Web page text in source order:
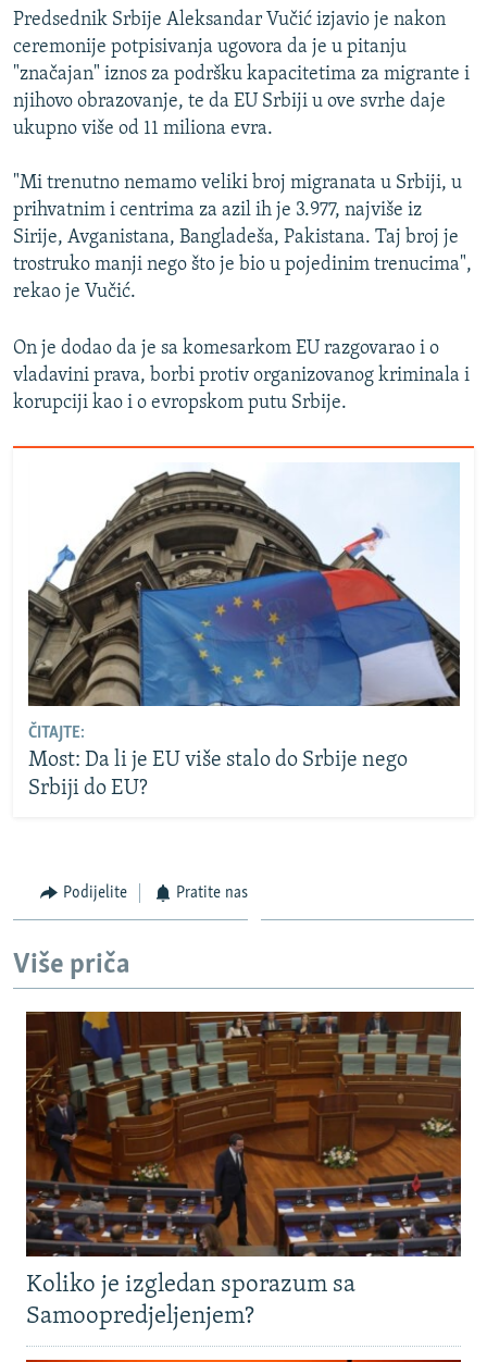
720p 1080p
720p
1080p
Predsednik Srbije Aleksandar Vučić izjavio je nakon
ceremonije potpisivanja ugovora da je u pitanju
"značajan" iznos za podršku kapacitetima za migrante i
njihovo obrazovanje, te da EU Srbiji u ove svrhe daje
ukupno više od 11 miliona evra.
"Mi trenutno nemamo veliki broj migranata u Srbiji, u
prihvatnim i centrima za azil ih je 3.977, najviše iz
Sirije, Avganistana, Bangladeša, Pakistana. Taj broj je
trostruko manji nego što je bio u pojedinim trenucima",
rekao je Vučić.
On je dodao da je sa komesarkom EU razgovarao i o
vladavini prava, borbi protiv organizovanog kriminala i
korupciji kao i o evropskom putu Srbije.
ČITAJTE:
Most: Da li je EU više stalo do Srbije nego
Srbiji do EU?
Podijelite Pratite nas
Više priča
Koliko je izgledan sporazum sa
Samoopredjeljenjem?